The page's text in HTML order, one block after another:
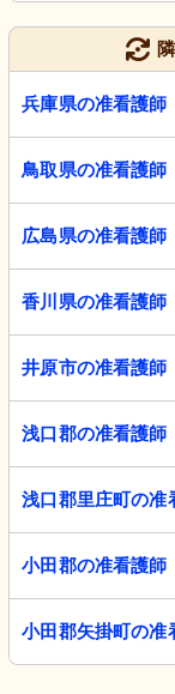
兵庫県の准看護師
鳥取県の准看護師
広島県の准看護師
香川県の准看護師
井原市の准看護師
浅口郡の准看護師
浅口郡里庄町の准
小田郡の准看護師
小田郡矢掛町の准